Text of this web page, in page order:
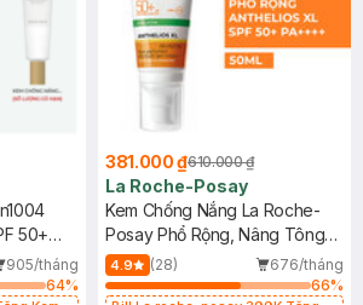
50+
905/tháng
64%
381.000 ₫610.000 ₫
La Roche-Posay
Kem Chống Nắng La Roche-
Posay Phổ Rộng, Nâng Tông
Kiềm Dầu 50ml
4.9 (28)
676/tháng
66%